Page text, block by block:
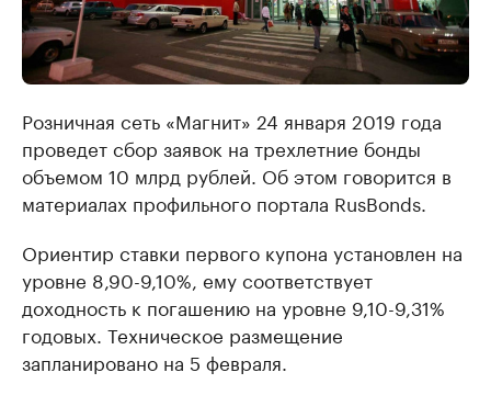
Розничная сеть «Магнит» 24 января 2019 года
проведет сбор заявок на трехлетние бонды
объемом 10 млрд рублей. Об этом говорится в
материалах профильного портала RusBonds.
Ориентир ставки первого купона установлен на
уровне 8,90-9,10%, ему соответствует
доходность к погашению на уровне 9,10-9,31%
годовых. Техническое размещение
запланировано на 5 февраля.